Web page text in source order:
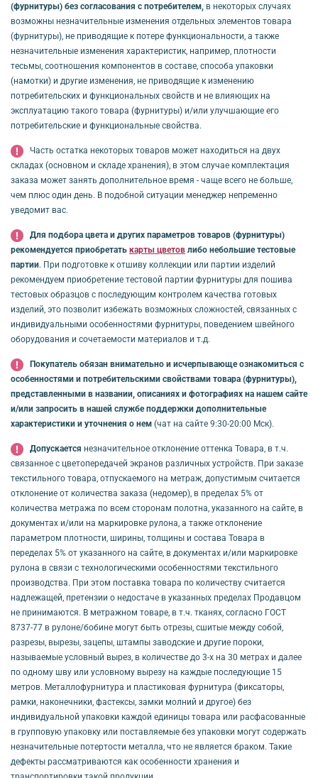
(фурнитуры) без согласования с потребителем, в некоторых случаях
возможны незначительные изменения отдельных элементов товара
(фурнитуры), не приводящие к потере функциональности, а также
незначительные изменения характеристик, например, плотности
тесьмы, соотношения компонентов в составе, способа упаковки
(намотки) и другие изменения, не приводящие к изменению
потребительских и функциональных свойств и не влияющих на
эксплуатацию такого товара (фурнитуры) и/или улучшающие его
потребительские и функциональные свойства.
Часть остатка некоторых товаров может находиться на двух
складах (основном и складе хранения), в этом случае комплектация
заказа может занять дополнительное время - чаще всего не больше,
чем плюс один день. В подобной ситуации менеджер непременно
уведомит вас.
Для подбора цвета и других параметров товаров (фурнитуры)
рекомендуется приобретать карты цветов либо небольшие тестовые
партии. При подготовке к отшиву коллекции или партии изделий
рекомендуем приобретение тестовой партии фурнитуры для пошива
тестовых образцов с последующим контролем качества готовых
изделий, это позволит избежать возможных сложностей, связанных с
индивидуальными особенностями фурнитуры, поведением швейного
оборудования и сочетаемости материалов и т.д.
Покупатель обязан внимательно и исчерпывающе ознакомиться с
особенностями и потребительскими свойствами товара (фурнитуры),
представленными в названии, описаниях и фотографиях на нашем сайте
и/или запросить в нашей службе поддержки дополнительные
характеристики и уточнения о нем (чат на сайте 9:30-20:00 Мск).
Допускается незначительное отклонение оттенка Товара, в т.ч.
связанное с цветопередачей экранов различных устройств. При заказе
текстильного товара, отпускаемого на метраж, допустимым считается
отклонение от количества заказа (недомер), в пределах 5% от
количества метража по всем сторонам полотна, указанного на сайте, в
документах и/или на маркировке рулона, а также отклонение
параметром плотности, ширины, толщины и состава Товара в
переделах 5% от указанного на сайте, в документах и/или маркировке
рулона в связи с технологическими особенностями текстильного
производства. При этом поставка товара по количеству считается
надлежащей, претензии о недостаче в указанных пределах Продавцом
не принимаются. В метражном товаре, в т.ч. тканях, согласно ГОСТ
8737-77 в рулоне/бобине могут быть отрезы, сшитые между собой,
разрезы, вырезы, зацепы, штампы заводские и другие пороки,
называемые условный вырез, в количестве до 3-х на 30 метрах и далее
по одному шву или условному вырезу на каждые последующие 15
метров. Металлофурнитура и пластиковая фурнитура (фиксаторы,
рамки, наконечники, фастексы, замки молний и другое) без
индивидуальной упаковки каждой единицы товара или расфасованные
в групповую упаковку или поставляемые без упаковки могут содержать
незначительные потертости металла, что не является браком. Такие
дефекты рассматриваются как особенности хранения и